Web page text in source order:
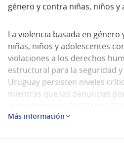
género y contra niñas, niños y
La violencia basada en
niñas, niños y adolescentes
violaciones a los derechos
estructural para la seguridad
Uruguay persisten niveles
mientras que las denuncias
2024, y los delitos sexuales
Más información